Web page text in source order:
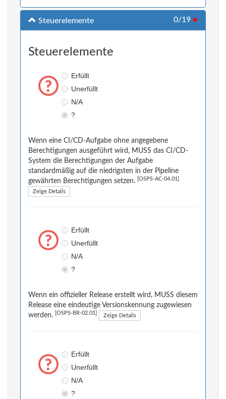
Steuerelemente 0/19 ●
Steuerelemente
Erfüllt
Unerfüllt
N/A
?
Wenn eine CI/CD-Aufgabe ohne angegebene
Berechtigungen ausgeführt wird, MUSS das CI/CD-
System die Berechtigungen der Aufgabe
standardmäßig auf die niedrigsten in der Pipeline
gewährten Berechtigungen setzen.
[OSPS-AC-04.01]
Zeige Details
Erfüllt
Unerfüllt
N/A
?
Wenn ein offizieller Release erstellt wird, MUSS diesem
Release eine eindeutige Versionskennung zugewiesen
werden.
[OSPS-BR-02.01] Zeige Details
Erfüllt
Unerfüllt
N/A
?